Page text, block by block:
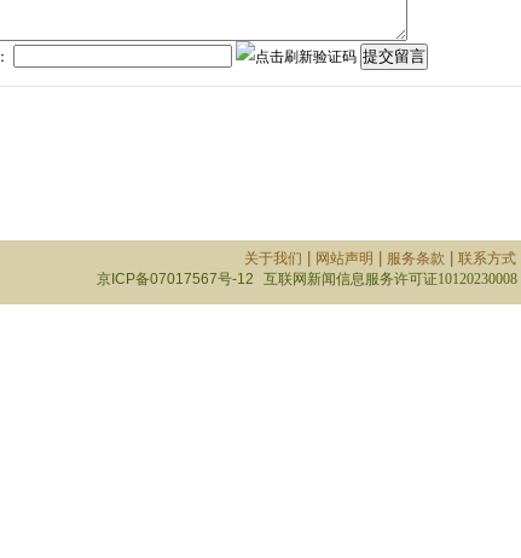
关于我们 网站声明 服务条款 联系方式|
京ICP备07017567号-12
互联网新闻信息服务许可证10120230008